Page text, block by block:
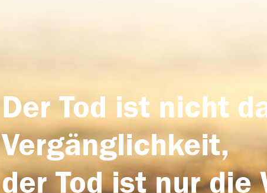
Der Tod ist nicht
Vergänglichkeit,
der Tod ist nur die